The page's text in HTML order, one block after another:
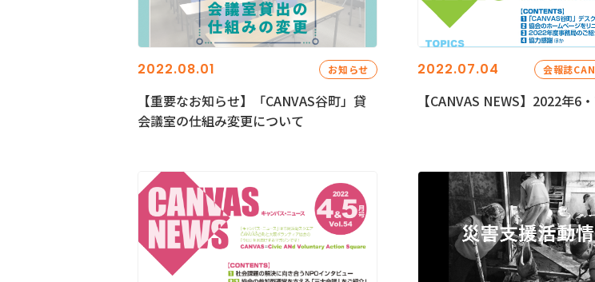
2022.08.01 お知らせ
【重要なお知らせ】「CANVAS谷町」貸
会議室の仕組み変更について
2022.07.04 会報誌
【CANVAS NEWS】2022年6